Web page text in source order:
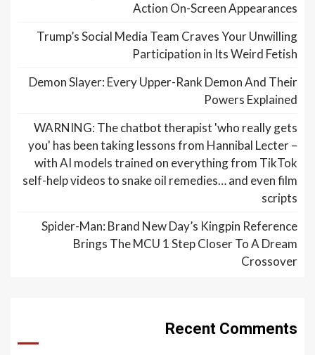
Action On-Screen Appearances
Trump’s Social Media Team Craves Your Unwilling
Participation in Its Weird Fetish
Demon Slayer: Every Upper-Rank Demon And Their
Powers Explained
WARNING: The chatbot therapist 'who really gets
you' has been taking lessons from Hannibal Lecter –
with AI models trained on everything from TikTok
self-help videos to snake oil remedies… and even film
scripts
Spider-Man: Brand New Day’s Kingpin Reference
Brings The MCU 1 Step Closer To A Dream
Crossover
Recent Comments